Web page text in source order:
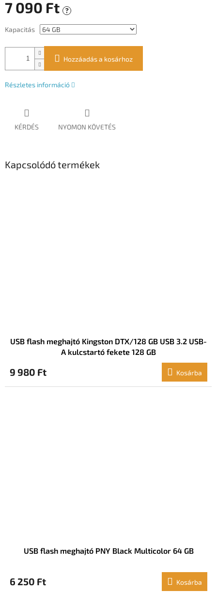
7 090 Ft ?
Kapacitás
Hozzáadás a kosárhoz
Részletes információ
KÉRDÉS NYOMON KÖVETÉS
Kapcsolódó termékek
USB flash meghajtó Kingston DTX/128 GB USB 3.2 USB-
A kulcstartó fekete 128 GB
9 980 Ft Kosárba
USB flash meghajtó PNY Black Multicolor 64 GB
6 250 Ft Kosárba